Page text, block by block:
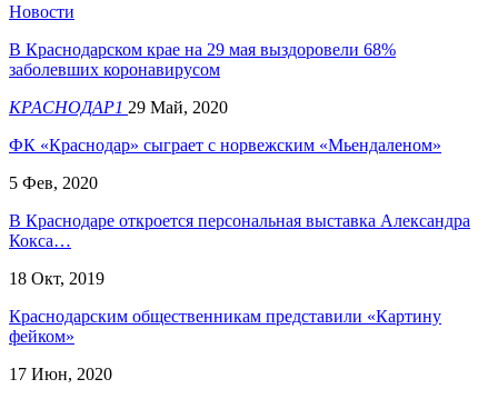
Новости
В Краснодарском крае на 29 мая выздоровели 68%
заболевших коронавирусом
КРАСНОДАР1 29 Май, 2020
ФК «Краснодар» сыграет с норвежским «Мьендаленом»
5 Фев, 2020
В Краснодаре откроется персональная выставка Александра
Кокса…
18 Окт, 2019
Краснодарским общественникам представили «Картину
фейком»
17 Июн, 2020